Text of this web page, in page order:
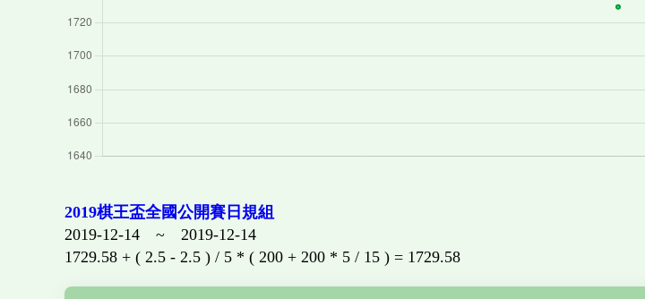
2019棋王盃全國公開賽日規組
2019-12-14 ~ 2019-12-14
1729.58 + ( 2.5 - 2.5 ) / 5 * ( 200 + 200 * 5 / 15 ) = 1729.58